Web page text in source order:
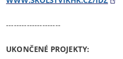
---------------------
UKONČENÉ PROJEKTY: